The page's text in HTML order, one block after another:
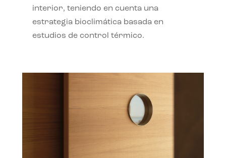
interior, teniendo en cuenta una
estrategia bioclimática basada en
estudios de control térmico.